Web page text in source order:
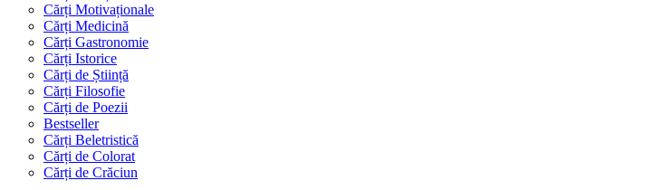
Cărți Motivaționale
Cărți Medicină
Cărți Gastronomie
Cărți Istorice
Cărți de Știință
Cărți Filosofie
Cărți de Poezii
Bestseller
Cărți Beletristică
Cărți de Colorat
Cărți de Crăciun